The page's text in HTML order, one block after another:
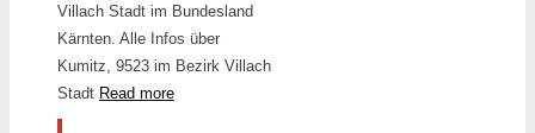
Villach Stadt im Bundesland
Kärnten. Alle Infos über
Kumitz, 9523 im Bezirk Villach
Stadt Read more